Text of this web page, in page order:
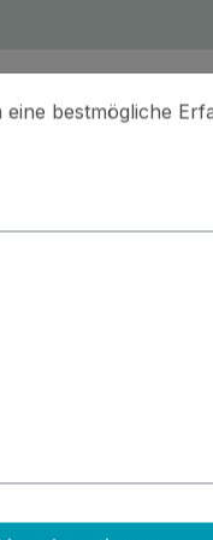
also in die
bestmögliche
eine bestmögliche